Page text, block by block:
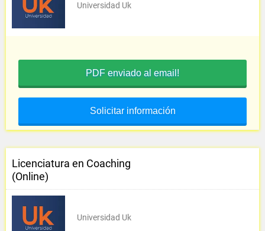
Universidad Uk
PDF enviado al email!
Solicitar información
Licenciatura en Coaching
(Online)
Universidad Uk